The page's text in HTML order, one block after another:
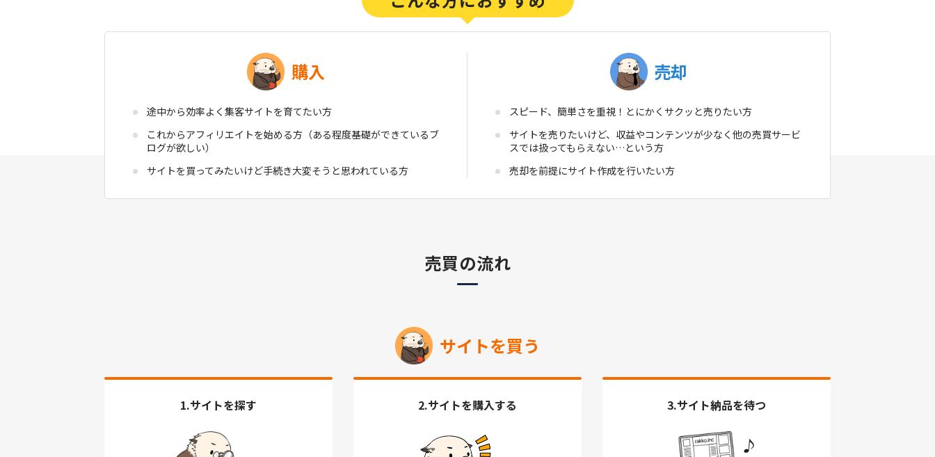
購入
途中から効率よく集客サイトを育てたい方
これからアフィリエイトを始める方（ある程度基礎ができているブ
ログが欲しい）
サイトを買ってみたいけど手続き大変そうと思われている方
売却
スピード、簡単さを重視！とにかくサクッと売りたい方
サイトを売りたいけど、収益やコンテンツが少なく他の売買サービ
スでは扱ってもらえない…という方
売却を前提にサイト作成を行いたい方
売買の流れ
サイトを買う
1.サイトを探す 2.サイトを購入する 3.サイト納品を待つ